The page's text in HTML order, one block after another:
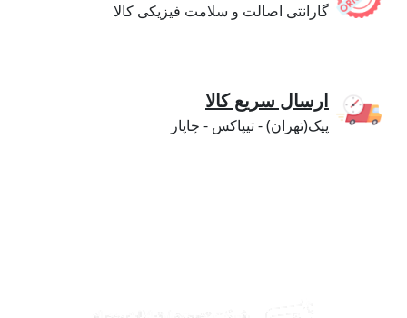
گارانتی اصالت و سلامت فیزیکی کالا
ارسال سریع کالا
پیک(تهران) - تیپاکس - چاپار